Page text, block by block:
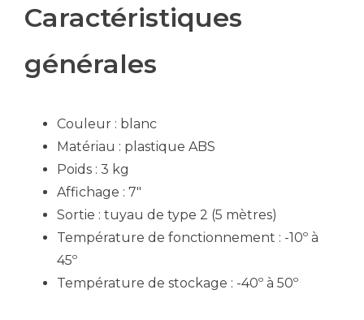
Caractéristiques
générales
Couleur : blanc
Matériau : plastique ABS
Poids : 3 kg
Affichage : 7″
Sortie : tuyau de type 2 (5 mètres)
Température de fonctionnement : -10º à
45º
Température de stockage : -40º à 50º